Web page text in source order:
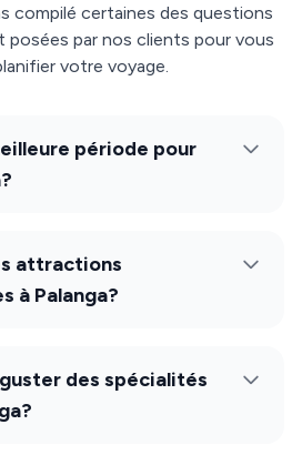
compilé certaines des questions
posées par nos clients pour vous
votre voyage.
période pour
attractions
à Palanga?
des spécialités